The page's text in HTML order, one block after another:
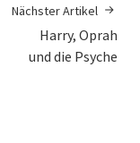
Nächster Artikel
Harry, Oprah
und die Psyche